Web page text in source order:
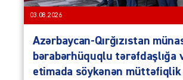
03.08.2026
Azərbaycan-Qırğızıstan
bərabərhüquqlu tərəfdaşlığa
etimada söykənən